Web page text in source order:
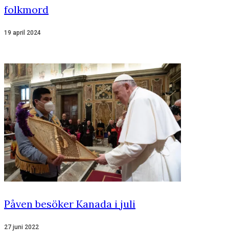
folkmord
19 april 2024
Påven besöker Kanada i juli
27 juni 2022